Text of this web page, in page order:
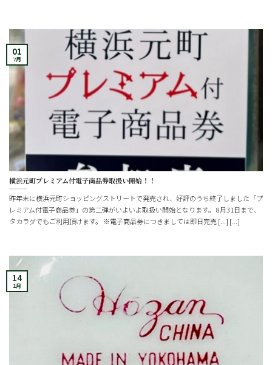
横浜元町プレミアム付電子商品券取扱い開始！！
昨年末に横浜元町ショッピングストリートで発売され、好評のうち終了しました「プ
レミアム付電子商品券」の第二弾がいよいよ取扱い開始となります。 8月31日まで、
タカラダでもご利用頂けます。 ※電子商品券につきましては即日完売 [...] [...]
01
7月
14
1月